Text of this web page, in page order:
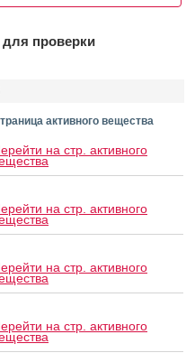
проверки
активного вещества
на стр. активного
на стр. активного
на стр. активного
на стр. активного